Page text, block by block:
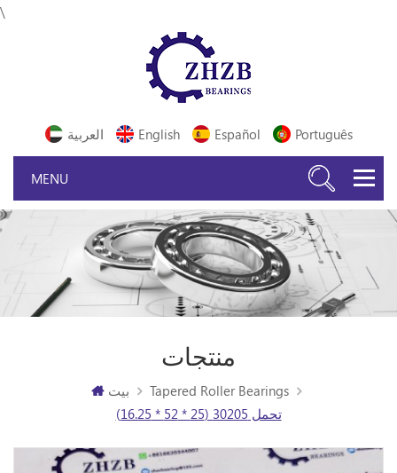
\
العربية English Español Português
منتجات
بيت
Tapered Roller Bearings
تحمل 30205 (25 * 52 * 16.25)